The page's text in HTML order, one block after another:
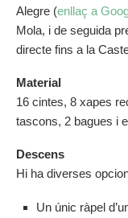
Alegre (enllaç a
Mola, i de seguida
directe fins a la
Material
16 cintes, 8 xapes
tascons, 2 bagues i
Descens
Hi ha diverses
Un únic ràpel